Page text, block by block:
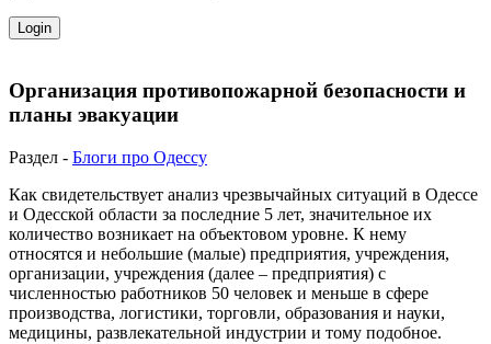
Организация противопожарной безопасности и
планы эвакуации
Раздел - Блоги про Одессу
Как свидетельствует анализ чрезвычайных ситуаций в Одессе
и Одесской области за последние 5 лет, значительное их
количество возникает на объектовом уровне. К нему
относятся и небольшие (малые) предприятия, учреждения,
организации, учреждения (далее – предприятия) с
численностью работников 50 человек и меньше в сфере
производства, логистики, торговли, образования и науки,
медицины, развлекательной индустрии и тому подобное.